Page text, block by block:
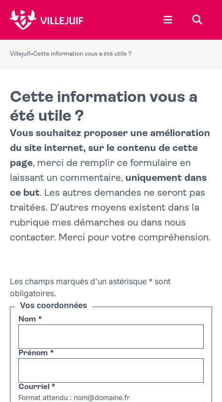
Ouvrir le
Villejuif»Cette information vous a été utile ?
Cette information vous a
été utile ?
Vous souhaitez proposer une amélioration
du site internet, sur le contenu de cette
page, merci de remplir ce formulaire en
laissant un commentaire, uniquement dans
ce but. Les autres demandes ne seront pas
traitées. D'autres moyens existent dans la
rubrique mes démarches ou dans nous
contacter. Merci pour votre compréhension.
Les champs marqués d'un astérisque * sont
obligatoires.
Vos coordonnées
Nom *
Prénom *
Courriel *
Format attendu : nom@domaine.fr